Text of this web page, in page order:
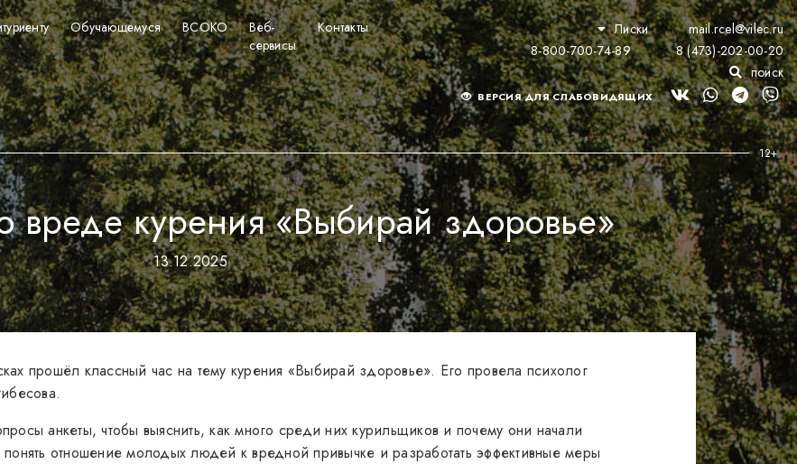
Обучающемуся ВСОКО
Веб-
сервисы
Контакты Лиски
mail.rcel@vilec.ru
8-800-700-74-89
8 (473)-202-00-20
поиск
ВЕРСИЯ ДЛЯ СЛАБОВИДЯЩИХ
вреде курения «Выбирай здоровье»
13.12.2025
прошёл классный час на тему курения «Выбирай здоровье». Его провела психолог
анкеты, чтобы выяснить, как много среди них курильщиков и почему они начали
отношение молодых людей к вредной привычке и разработать эффективные меры